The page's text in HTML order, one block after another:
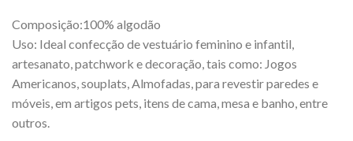
Composição:100% algodão
Uso: Ideal confecção de vestuário feminino e infantil,
artesanato, patchwork e decoração, tais como: Jogos
Americanos, souplats, Almofadas, para revestir paredes e
móveis, em artigos pets, itens de cama, mesa e banho, entre
outros.